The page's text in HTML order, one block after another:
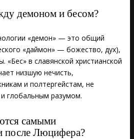
демоном и бесом?
«демон» — это общий
«даймон» — божество, дух),
в славянской христианской
низшую нечисть,
и полтергейстам, не
глобальным разумом.
самыми
после Люцифера?